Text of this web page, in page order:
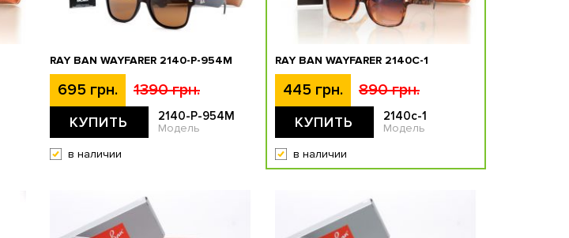
RAY BAN WAYFARER 2140-P-954M
695 грн. 1390 грн.
КУПИТЬ 2140-P-954M
Модель
в наличии
RAY BAN WAYFARER 2140C-1
445 грн. 890 грн.
КУПИТЬ 2140c-1
Модель
в наличии